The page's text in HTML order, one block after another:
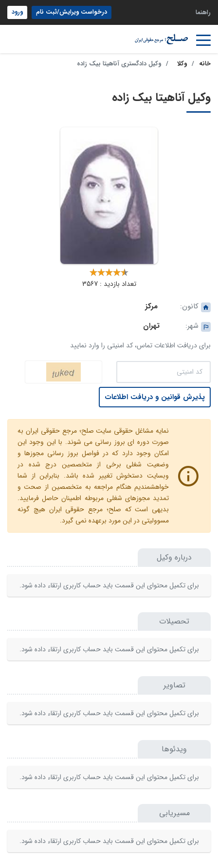
راهنما درخواست ویرایش/ثبت نام ورود
خانه وکلا وکیل دادگستری آناهیتا بیک زاده
وکیل آناهیتا بیک زاده
تعداد بازدید : 3567
کانون:
مرکز
شهر:
تهران
برای دریافت اطلاعات تماس، کد امنیتی را وارد نمایید
پذیرش قوانین و دریافت اطلاعات
نمایه مشاغل حقوقی سایت صلح؛ مرجع حقوقی ایران به
صورت دوره ای بروز رسانی می شوند. با این وجود این
امکان وجود دارد که در فواصل بروز رسانی مجوزها و
وضعیت شغلی برخی از متخصصین درج شده در
وبسایت دستخوش تغییر شده باشد. بنابراین از شما
خواهشمندیم هنگام مراجعه به متخصصین از صحت و
تمدید مجوزهای شغلی مربوطه اطمینان حاصل فرمایید.
بدیهی است که صلح؛ مرجع حقوقی ایران هیچ گونه
مسوولیتی در این مورد برعهده نمی گیرد.
درباره وکیل
برای تکمیل محتوای این قسمت باید حساب کاربری ارتقاء داده شود.
تحصیلات
برای تکمیل محتوای این قسمت باید حساب کاربری ارتقاء داده شود.
تصاویر
برای تکمیل محتوای این قسمت باید حساب کاربری ارتقاء داده شود.
ویدئوها
برای تکمیل محتوای این قسمت باید حساب کاربری ارتقاء داده شود.
مسیریابی
برای تکمیل محتوای این قسمت باید حساب کاربری ارتقاء داده شود.